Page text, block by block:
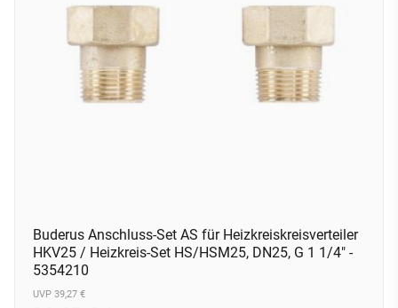
Buderus Anschluss-Set AS für Heizkreiskreisverteiler
HKV25 / Heizkreis-Set HS/HSM25, DN25, G 1 1/4" -
5354210
UVP 39,27 €